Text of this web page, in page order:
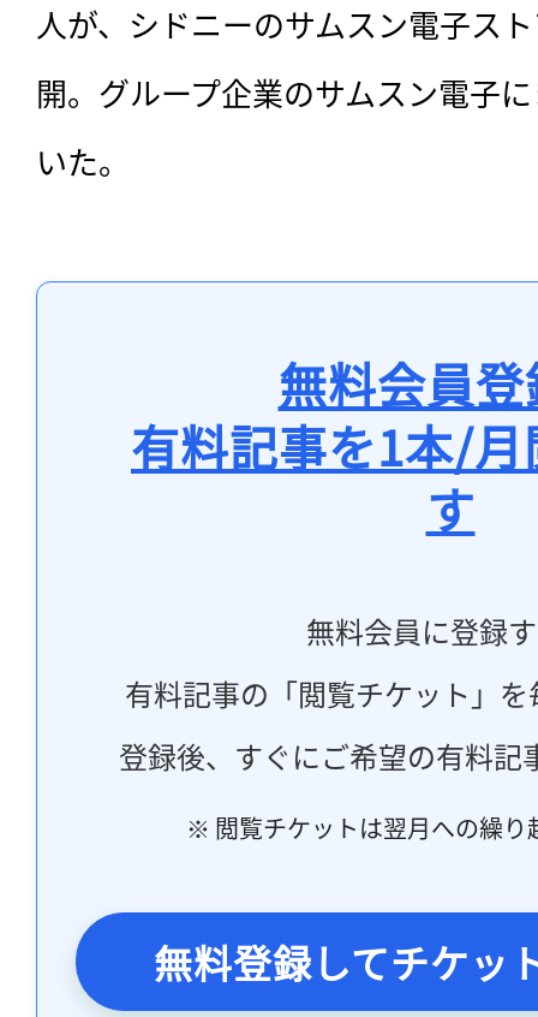
人が、シドニーのサムスン電子ス
開。グループ企業のサムスン電子
いた。
無料会員
有料記事を1本/
す
無料会員に登録
有料記事の「閲覧チケット」
登録後、すぐにご希望の有料記
※ 閲覧チケットは翌月への繰り
無料登録してチケッ